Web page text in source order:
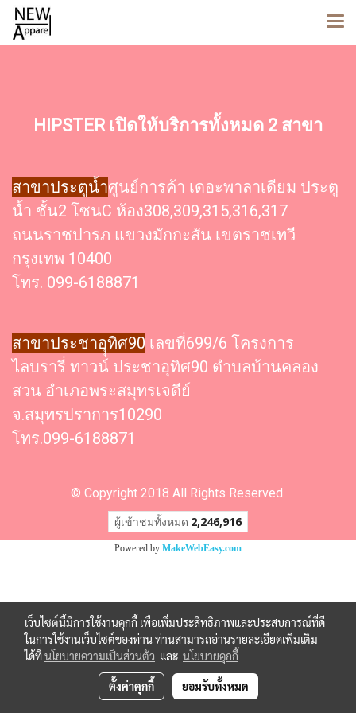
HIPSTER เปิดให้บริการทั้งหมด 2 สาขา
สาขาประตูน้ำศูนย์การค้า เดอะพาลาเดียม ประตู
น้ำ ชั้น2 โซนC ห้อง308,309,315,316,317
ถนนราชปารภ แขวงมักกะสัน เขตราชเทวี
กรุงเทพ 10400
โทร. 099-6188871
สาขาประชาอุุทิศ90 เลขที่699/6 โครงการ
ไลบรารี่ ทาวน์ ประชาอุทิศ90 ตำบลบ้านคลอง
สวน อำเภอพระสมุทรเจดีย์
จ.สมุทรปราการ10290
โทร.099-6188871
© Copyright 2018 All Rights Reserved.
ผู้เข้าชมวันนี้
1
Powered by MakeWebEasy.com
เว็บไซต์นี้มีการใช้งานคุกกี้ เพื่อเพิ่มประสิทธิภาพและประสบการณ์ที่ดี
ในการใช้งานเว็บไซต์ของท่าน ท่านสามารถอ่านรายละเอียดเพิ่มเติม
ได้ที่นโยบายความเป็นส่วนตัว และ นโยบายคุกกี้
ตั้งค่าคุกกี้ ยอมรับทั้งหมด